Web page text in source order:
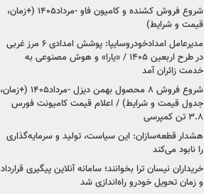
شروع فروش کشنده و کامیون فاو -مرداد۱۴۰۵ (+زمان،
قیمت و شرایط)
مدیرعامل امدادخودروسایپا: پوشش امدادی ۶ مرز غربی
در طرح اربعین ۱۴۰۵ / «یارا» و هوش مصنوعی به
خدمت زائران آمد
شروع فروش ۸ محصول بهمن دیزل -مرداد۱۴۰۵ (+زمان،
جدول قیمت و شرایط) / اعلام قیمت کامیونت فورس
۳.۸ تن کمپرسی
هشدار قطعه‌سازان: این سیاست، تولید و سرمایه‌گذاری
را نابود می‌کند
خریداران نیسان ترا بخوانند؛ سامانه آنلاین پیگیری قرارداد
و زمان تحویل خودرو راه‌اندازی شد